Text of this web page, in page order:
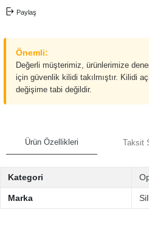
Paylaş
Önemli:
Değerli müşterimiz, ürünlerimize
için güvenlik kilidi takılmıştır. Kilidi
değişime tabi değildir.
Ürün Özellikleri Taksit
Kategori
Marka